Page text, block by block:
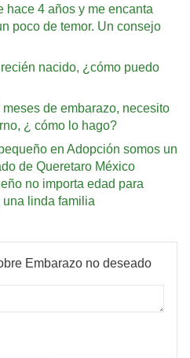
hace 4 años y me encanta
poco de temor. Un consejo
nacido, ¿cómo puedo
de embarazo, necesito
¿ cómo lo hago?
en Adopción somos un
de Queretaro México
no importa edad para
una linda familia
Embarazo no deseado